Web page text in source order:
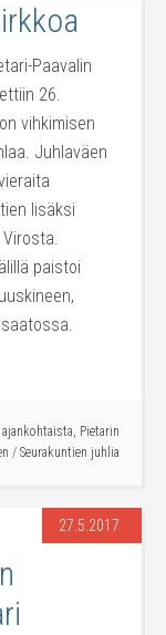
Paavalin
26.
vihkimisen
Juhlaväen
lisäksi
paistoi
ajankohtaista, Pietarin
/ Seurakuntien juhlia
27.5.2017